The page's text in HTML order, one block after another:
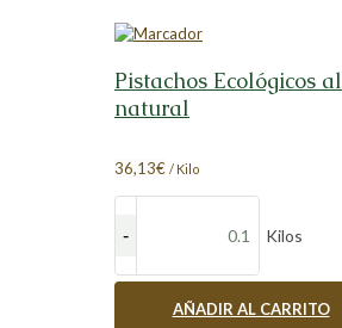
Pistachos Ecológicos al
natural
36,13€ / Kilo
Kilos
AÑADIR AL CARRITO